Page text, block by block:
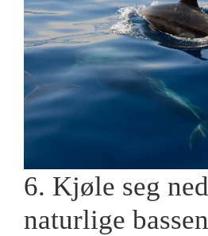
6. Kjøle seg
naturlige